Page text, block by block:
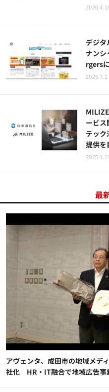
デジタ
ナン
rgers
ービス
テック
提供を
最
アヴェンタ、成田市の地域メデ
社化 HR・IT融合で地域広告事